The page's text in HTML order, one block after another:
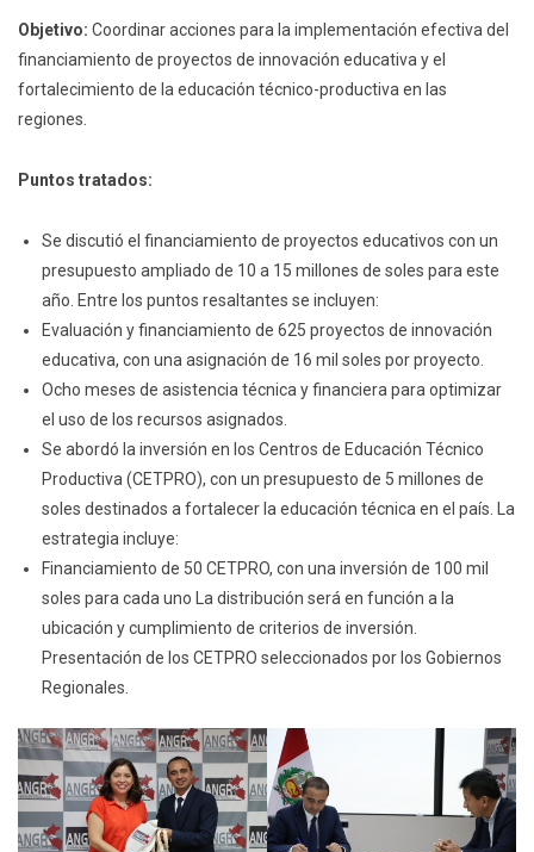
Objetivo: Coordinar acciones para la implementación efectiva del
financiamiento de proyectos de innovación educativa y el
fortalecimiento de la educación técnico-productiva en las
regiones.
Puntos tratados:
Se discutió el financiamiento de proyectos educativos con un
presupuesto ampliado de 10 a 15 millones de soles para este
año. Entre los puntos resaltantes se incluyen:
Evaluación y financiamiento de 625 proyectos de innovación
educativa, con una asignación de 16 mil soles por proyecto.
Ocho meses de asistencia técnica y financiera para optimizar
el uso de los recursos asignados.
Se abordó la inversión en los Centros de Educación Técnico
Productiva (CETPRO), con un presupuesto de 5 millones de
soles destinados a fortalecer la educación técnica en el país. La
estrategia incluye:
Financiamiento de 50 CETPRO, con una inversión de 100 mil
soles para cada uno La distribución será en función a la
ubicación y cumplimiento de criterios de inversión.
Presentación de los CETPRO seleccionados por los Gobiernos
Regionales.